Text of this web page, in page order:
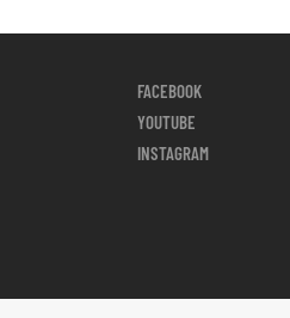
FACEBOOK
YOUTUBE
INSTAGRAM